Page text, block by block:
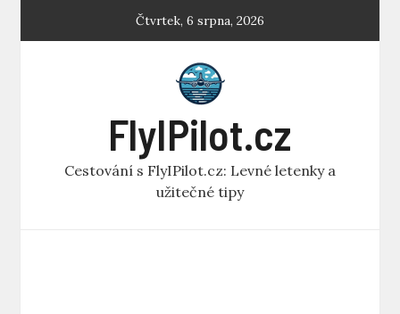
Čtvrtek, 6 srpna, 2026
FlyIPilot.cz
Cestování s FlyIPilot.cz: Levné letenky a
užitečné tipy